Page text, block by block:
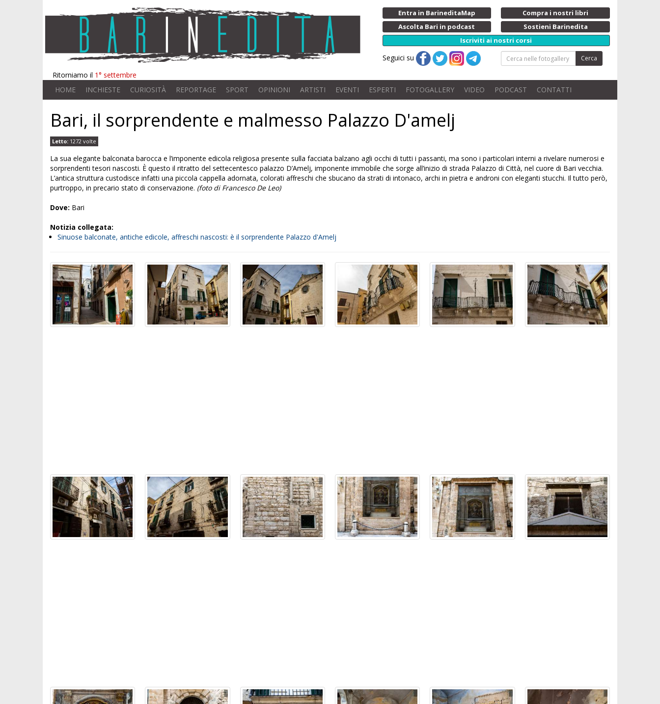
Ritorniamo il 1° settembre
Entra in BarineditaMap
Compra i nostri libri
Ascolta Bari in podcast
Sostieni Barinedita
Iscriviti ai nostri corsi
Seguici su Cerca
HOME INCHIESTE CURIOSITÀ REPORTAGE SPORT OPINIONI ARTISTI EVENTI ESPERTI FOTOGALLERY VIDEO PODCAST CONTATTI
Bari, il sorprendente e malmesso Palazzo D'amelj
Letto: 1272 volte
La sua elegante balconata barocca e l’imponente edicola religiosa presente sulla facciata balzano agli occhi di tutti i passanti, ma sono i particolari interni a rivelare numerosi e
sorprendenti tesori nascosti. È questo il ritratto del settecentesco palazzo D’Amelj, imponente immobile che sorge all’inizio di strada Palazzo di Città, nel cuore di Bari vecchia.
L’antica struttura custodisce infatti una piccola cappella adornata, colorati affreschi che sbucano da strati di intonaco, archi in pietra e androni con eleganti stucchi. Il tutto però,
purtroppo, in precario stato di conservazione. (foto di Francesco De Leo)
Dove: Bari
Notizia collegata:
Sinuose balconate, antiche edicole, affreschi nascosti: è il sorprendente Palazzo d'Amelj